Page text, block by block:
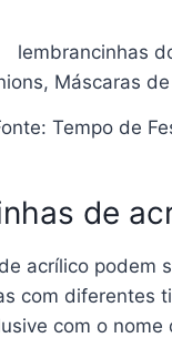
Tempo de
de
acrílico podem
com diferentes
com o nome